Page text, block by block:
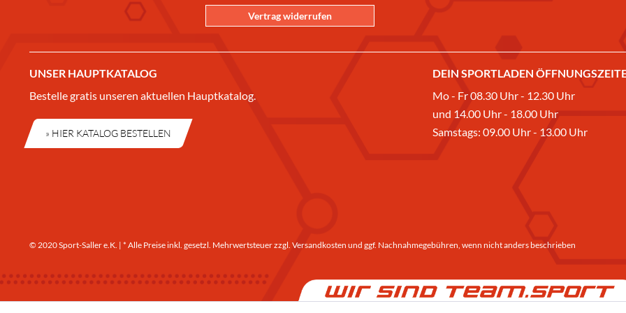
Vertrag widerrufen
UNSER HAUPTKATALOG
Bestelle gratis unseren aktuellen Hauptkatalog.
» HIER KATALOG BESTELLEN
DEIN SPORTLADEN
Mo - Fr 08.30 Uhr - 12.30 Uhr
und 14.00 Uhr - 18.00 Uhr
Samstags: 09.00 Uhr - 13.00 Uhr
© 2020 Sport-Saller e.K. | * Alle Preise inkl. gesetzl. Mehrwertsteuer zzgl. Versandkosten und ggf. Nachnahmegebühren, wenn nicht anders beschrieben